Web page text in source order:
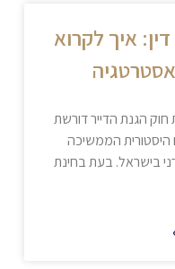
איך לקרוא
הגנת הדייר דורשת
הממשיכה
בישראל. בעת בחינת